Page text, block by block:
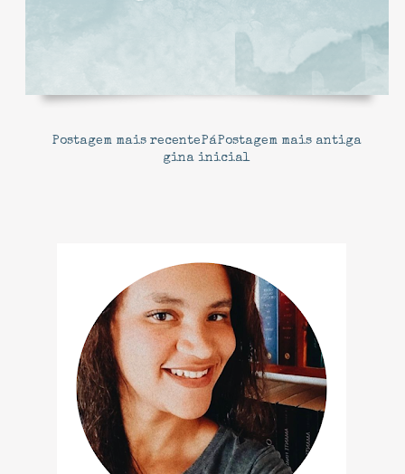
Postagem mais recente Postagem mais antiga
Pá
gina inicial